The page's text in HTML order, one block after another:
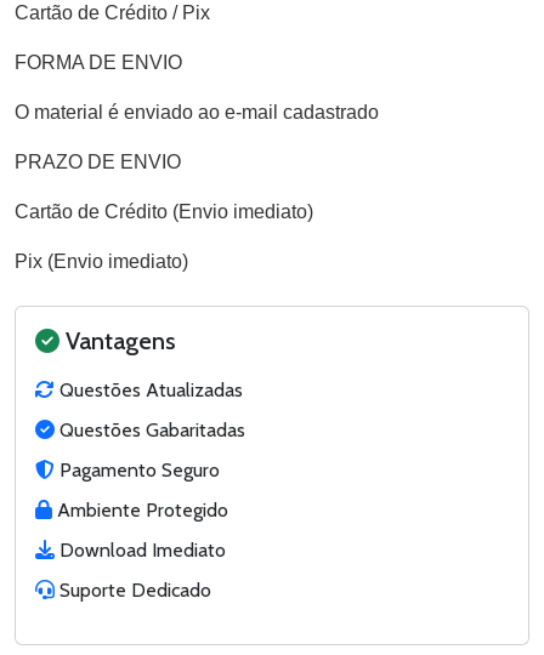
Cartão de Crédito / Pix
FORMA DE ENVIO
O material é enviado ao e-mail cadastrado
PRAZO DE ENVIO
Cartão de Crédito (Envio imediato)
Pix (Envio imediato)
Vantagens
Questões Atualizadas
Questões Gabaritadas
Pagamento Seguro
Ambiente Protegido
Download Imediato
Suporte Dedicado